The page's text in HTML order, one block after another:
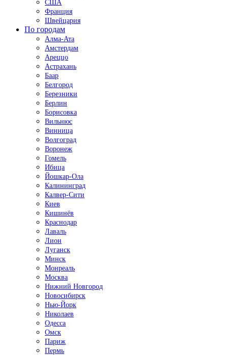
США
Франция
Швейцария
По городам
Алма-Ата
Амстердам
Ареццо
Астрахань
Баар
Белгород
Березники
Берлин
Борисовка
Вильнюс
Винница
Волгоград
Воронеж
Гомель
Ибица
Йошкар-Ола
Калининград
Калвер-Сити
Киев
Кишинёв
Краснодар
Лаваль
Лион
Луганск
Минск
Монреаль
Москва
Нижний Новгород
Новосибирск
Нью-Йорк
Николаев
Одесса
Омск
Париж
Пермь